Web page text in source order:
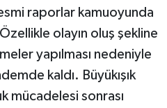
raporlar kamuoyunda
olayın oluş şekline
yapılması nedeniyle
kaldı. Büyükışık
mücadelesi sonrası